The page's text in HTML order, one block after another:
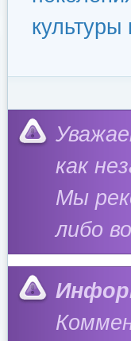
Категория:
как
Мы
либо